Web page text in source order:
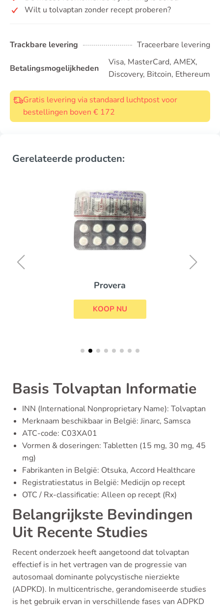
Wilt u tolvaptan zonder recept proberen?
Trackbare levering Traceerbare levering
Betalingsmogelijkheden
Visa, MasterCard, AMEX,
Discovery, Bitcoin, Ethereum
Gratis levering via standaard luchtpost voor
bestellingen boven € 172
Gerelateerde producten:
Provera
KOOP NU
Basis Tolvaptan Informatie
INN (International Nonproprietary Name): Tolvaptan
Merknaam beschikbaar in België: Jinarc, Samsca
ATC-code: C03XA01
Vormen & doseringen: Tabletten (15 mg, 30 mg, 45
mg)
Fabrikanten in België: Otsuka, Accord Healthcare
Registratiestatus in België: Medicijn op recept
OTC / Rx-classificatie: Alleen op recept (Rx)
Belangrijkste Bevindingen
Uit Recente Studies
Recent onderzoek heeft aangetoond dat tolvaptan
effectief is in het vertragen van de progressie van
autosomaal dominante polycystische nierziekte
(ADPKD). In multicentrische, gerandomiseerde studies
is het gebruik ervan in verschillende fases van ADPKD